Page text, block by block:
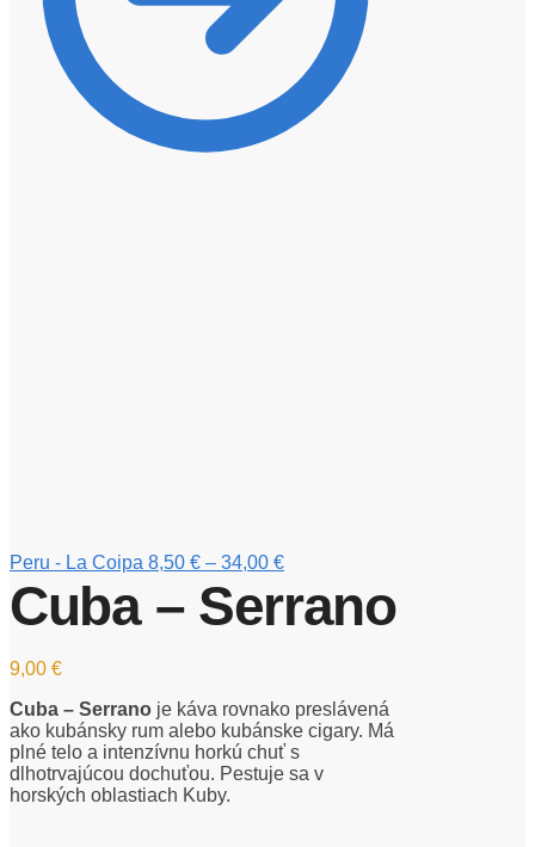
Peru - La Coipa 8,50 € – 34,00 €
Cuba – Serrano
9,00 €
Cuba – Serrano je káva rovnako preslávená
ako kubánsky rum alebo kubánske cigary. Má
plné telo a intenzívnu horkú chuť s
dlhotrvajúcou dochuťou. Pestuje sa v
horských oblastiach Kuby.